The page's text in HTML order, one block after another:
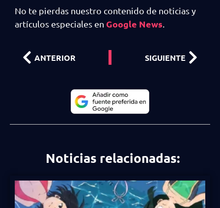
No te pierdas nuestro contenido de noticias y
artículos especiales en Google News.
ANTERIOR SIGUIENTE
Noticias relacionadas: